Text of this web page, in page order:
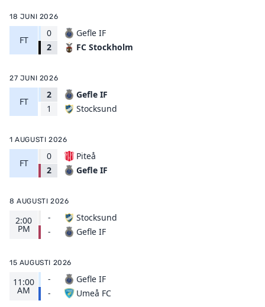
18 JUNI 2026
FT
0
2
Gefle IF
FC Stockholm
27 JUNI 2026
FT
2
1
Gefle IF
Stocksund
1 AUGUSTI 2026
FT
0
2
Piteå
Gefle IF
8 AUGUSTI 2026
2:00
PM
-
-
Stocksund
Gefle IF
15 AUGUSTI 2026
11:00
AM
-
-
Gefle IF
Umeå FC